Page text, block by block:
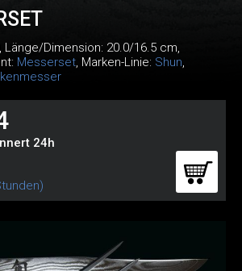
, Länge/Dimension: 20.0/16.5 cm,
Messerset, Marken-Linie: Shun,
24h